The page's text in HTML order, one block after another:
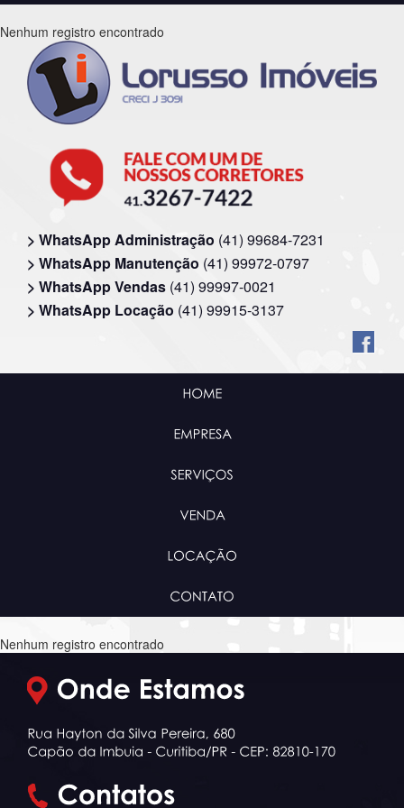
Nenhum registro encontrado
> WhatsApp Administração (41) 99684-7231
> WhatsApp Manutenção (41) 99972-0797
> WhatsApp Vendas (41) 99997-0021
> WhatsApp Locação (41) 99915-3137
Nenhum registro encontrado